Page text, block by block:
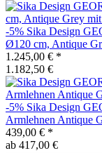
-5% Sika Design
Ø120 cm, Antique
1.245,00 € *
1.182,50 €
-5% Sika Design
Armlehnen Antique
439,00 € *
ab 417,00 €